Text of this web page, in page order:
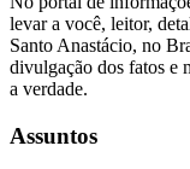
levar a você, leitor,
Santo Anastácio, no
divulgação dos fatos e
a verdade.
Assuntos